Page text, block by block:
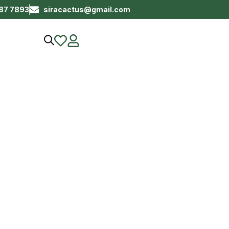
7893 siracactus@gmail.com